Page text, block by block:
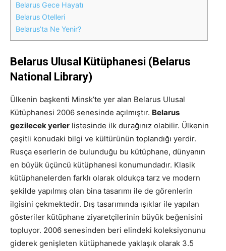
Belarus Gece Hayatı
Belarus Otelleri
Belarus’ta Ne Yenir?
Belarus Ulusal Kütüphanesi (Belarus
National Library)
Ülkenin başkenti Minsk’te yer alan Belarus Ulusal
Kütüphanesi 2006 senesinde açılmıştır. Belarus
gezilecek yerler listesinde ilk durağınız olabilir. Ülkenin
çeşitli konudaki bilgi ve kültürünün toplandığı yerdir.
Rusça eserlerin de bulunduğu bu kütüphane, dünyanın
en büyük üçüncü kütüphanesi konumundadır. Klasik
kütüphanelerden farklı olarak oldukça tarz ve modern
şekilde yapılmış olan bina tasarımı ile de görenlerin
ilgisini çekmektedir. Dış tasarımında ışıklar ile yapılan
gösteriler kütüphane ziyaretçilerinin büyük beğenisini
topluyor. 2006 senesinden beri elindeki koleksiyonunu
giderek genişleten kütüphanede yaklaşık olarak 3.5